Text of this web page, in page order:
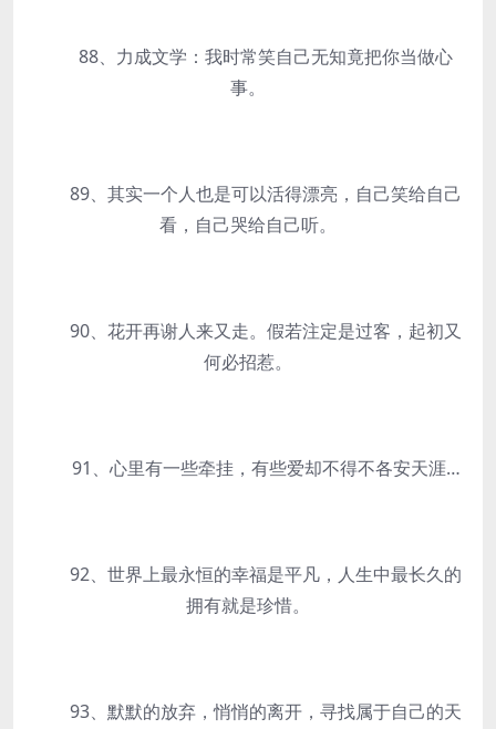
88、力成文学：我时常笑自己无知竟把你当做心
事。
89、其实一个人也是可以活得漂亮，自己笑给自己
看，自己哭给自己听。
90、花开再谢人来又走。假若注定是过客，起初又
何必招惹。
91、心里有一些牵挂，有些爱却不得不各安天涯…
92、世界上最永恒的幸福是平凡，人生中最长久的
拥有就是珍惜。
93、默默的放弃，悄悄的离开，寻找属于自己的天